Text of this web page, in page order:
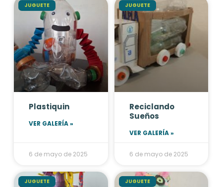
JUGUETE
Plastiquin
VER GALERÍA »
6 de mayo de 2025
JUGUETE
Reciclando
Sueños
VER GALERÍA »
6 de mayo de 2025
JUGUETE JUGUETE